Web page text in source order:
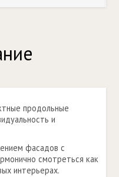
продольные
и
фасадов с
смотреться как
интерьерах.